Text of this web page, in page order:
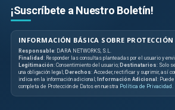
¡Suscríbete a Nuestro Boletín!
INFORMACIÓN BÁSICA SOBRE PROTECCIÓN
Responsable: DARA NETWORKS, S.L.
Finalidad : Responder las consultas planteadas por el usuario y
Legitimación: Consentimiento del usuario; Destinatarios: Solo
una obligación legal; Derechos: Acceder, rectificar y suprimir, así
indica en la información adicional; Información Adicional :
completa de Protección de Datos en nuestra Política de Privacidad